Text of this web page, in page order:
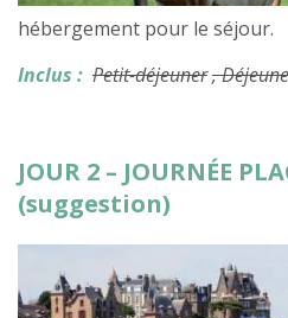
hébergement pour le séjour.
Inclus : Petit-déjeuner,
JOUR 2 – JOURNÉE
(suggestion)